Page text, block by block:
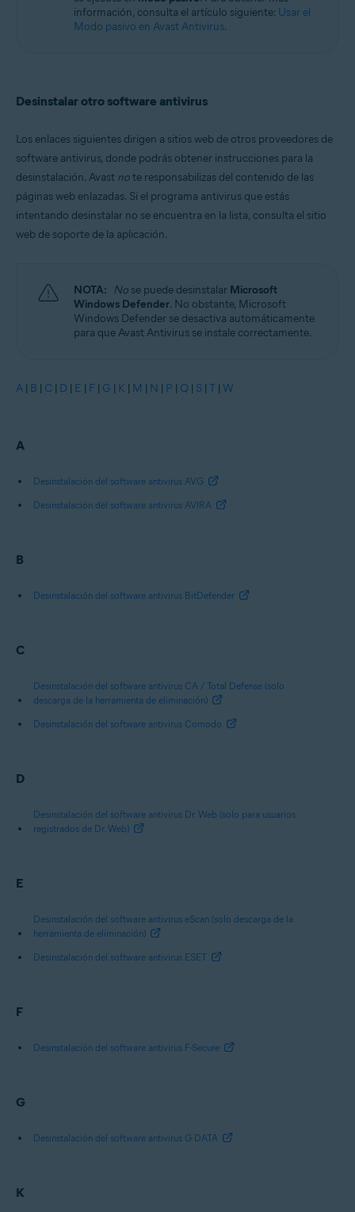
información, consulta el artículo siguiente: Usar el
Modo pasivo en Avast Antivirus.
Desinstalar otro software antivirus
Los enlaces siguientes dirigen a sitios web de otros proveedores de
software antivirus, donde podrás obtener instrucciones para la
desinstalación. Avast note responsabilizas del contenido de las
páginas web enlazadas. Si el programa antivirus que estás
intentando desinstalar no se encuentra en la lista, consulta el sitio
web de soporte de la aplicación.
NOTA: No se puede desinstalar Microsoft
Windows Defender. No obstante, Microsoft
Windows Defender se desactiva automáticamente
para que Avast Antivirus se instale correctamente.
A | B | C | D | E | F | G | K | M | N | P | Q | S | T | W
A
Desinstalación del software antivirus AVG
Desinstalación del software antivirus AVIRA
B
Desinstalación del software antivirus BitDefender
C
Desinstalación del software antivirus CA / Total Defense (solo
descarga de la herramienta de eliminación)
Desinstalación del software antivirus Comodo
D
Desinstalación del software antivirus Dr. Web (solo para usuarios
registrados de Dr. Web)
E
Desinstalación del software antivirus eScan (solo descarga de la
herramienta de eliminación)
Desinstalación del software antivirus ESET
F
Desinstalación del software antivirus F-Secure
G
Desinstalación del software antivirus G DATA
K